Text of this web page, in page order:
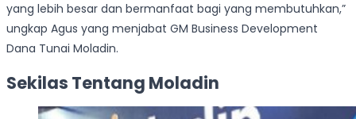
yang lebih besar dan bermanfaat bagi yang membutuhkan,”
ungkap Agus yang menjabat GM Business Development
Dana Tunai Moladin.
Sekilas Tentang Moladin